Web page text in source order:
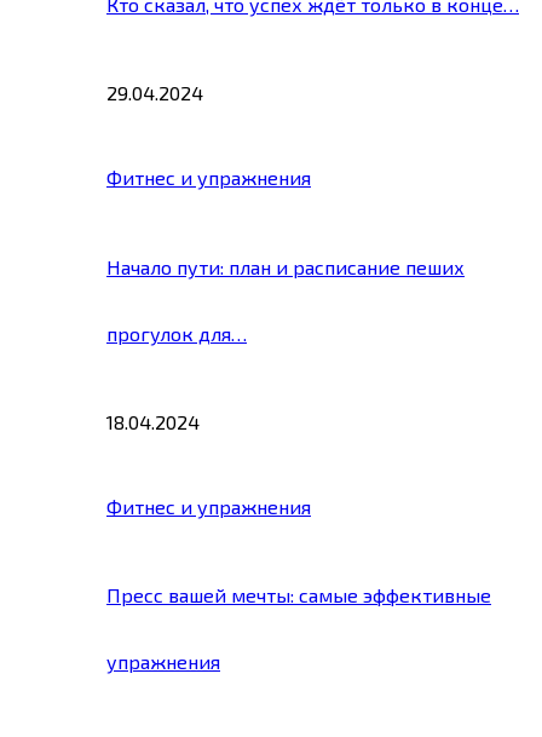
Кто сказал, что успех ждёт только в конце…
29.04.2024
Фитнес и упражнения
Начало пути: план и расписание пеших
прогулок для…
18.04.2024
Фитнес и упражнения
Пресс вашей мечты: самые эффективные
упражнения